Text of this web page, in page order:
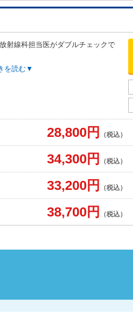
射線科担当医がダブルチェックで
を読む▼
28,800円 （税込）
34,300円 （税込）
33,200円 （税込）
38,700円 （税込）